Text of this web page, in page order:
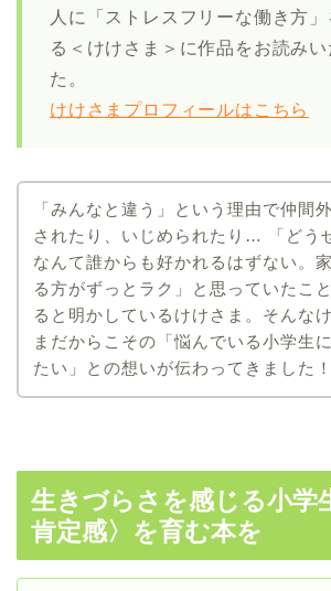
人に「ストレスフリーな働き方
る＜けけさま＞に作品をお読みい
た。
けけさまプロフィールはこちら
「みんなと違う」という理由で仲間
されたり、いじめられたり… 「どう
なんて誰からも好かれるはずない。
る方がずっとラク」と思っていたこ
ると明かしているけけさま。そんな
まだからこその「悩んでいる小学生
たい」との想いが伝わってきました！
生きづらさを感じる小学
肯定感〉を育む本を